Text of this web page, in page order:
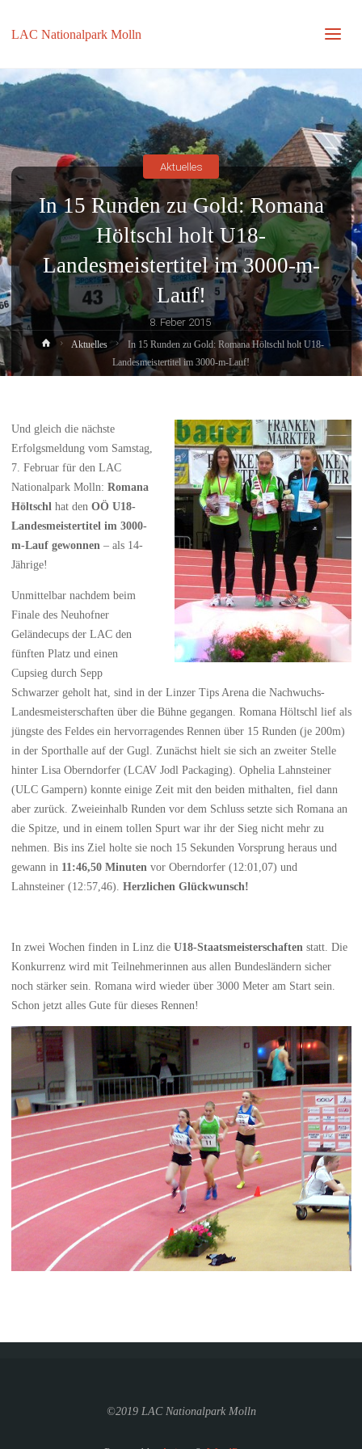
LAC Nationalpark Molln
In 15 Runden zu Gold: Romana
Höltschl holt U18-
Landesmeistertitel im 3000-m-
Lauf!
8. Feber 2015
Aktuelles
HomeAktuelles
In 15 Runden zu Gold: Romana Höltschl holt U18-
Landesmeistertitel im 3000-m-Lauf!
Und gleich die nächste
Erfolgsmeldung vom Samstag,
7. Februar für den LAC
Nationalpark Molln: Romana
Höltschlhat den OÖ U18-
Landesmeistertitel im 3000-
m-Lauf gewonnen– als 14-
Jährige!
Unmittelbar nachdem beim
Finale des Neuhofner
Geländecups der LAC den
fünften Platz und einen
Cupsieg durch Sepp
Schwarzer geholt hat, sind in der Linzer Tips Arena die Nachwuchs-
Landesmeisterschaften über die Bühne gegangen. Romana Höltschl lief als
jüngste des Feldes ein hervorragendes Rennen über 15 Runden (je 200m)
in der Sporthalle auf der Gugl. Zunächst hielt sie sich an zweiter Stelle
hinter Lisa Oberndorfer (LCAV Jodl Packaging). Ophelia Lahnsteiner
(ULC Gampern) konnte einige Zeit mit den beiden mithalten, fiel dann
aber zurück. Zweieinhalb Runden vor dem Schluss setzte sich Romana an
die Spitze, und in einem tollen Spurt war ihr der Sieg nicht mehr zu
nehmen. Bis ins Ziel holte sie noch 15 Sekunden Vorsprung heraus und
gewann in 11:46,50 Minuten vor Oberndorfer (12:01,07) und
Lahnsteiner (12:57,46). Herzlichen Glückwunsch!
In zwei Wochen finden in Linz dieU18-Staatsmeisterschaften statt. Die
Konkurrenz wird mit Teilnehmerinnen aus allen Bundesländern sicher
noch stärker sein. Romana wird wieder über 3000 Meter am Start sein.
Schon jetzt alles Gute für dieses Rennen!
©2019 LAC Nationalpark Molln